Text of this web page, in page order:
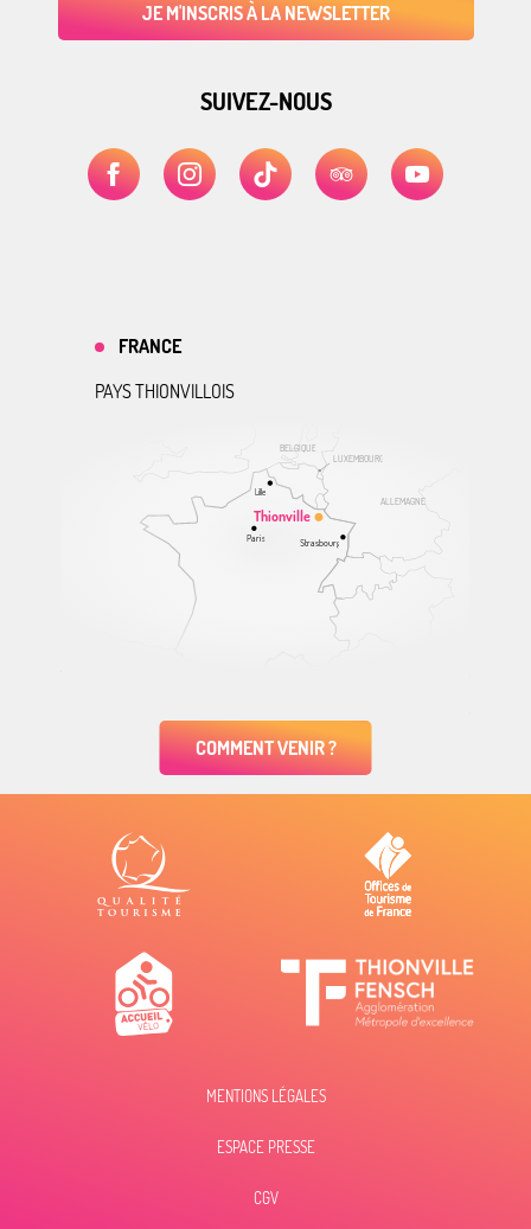
JE M'INSCRIS À LA NEWSLETTER
SUIVEZ-NOUS
ALLEMAGNE
BELGIQUE
LUXEMBOURG
Thionville
Lille
Paris Strasbourg
FRANCE
PAYS THIONVILLOIS
COMMENT VENIR ?
MENTIONS LÉGALES
ESPACE PRESSE
CGV